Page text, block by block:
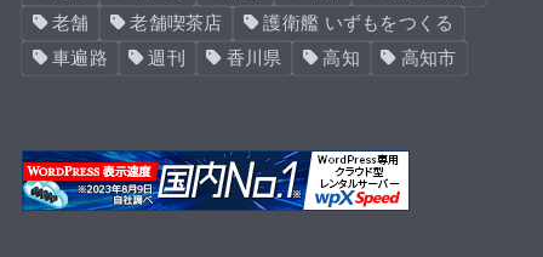
老舗
老舗喫茶店
護衛艦 いずもをつくる
車遍路
週刊 香川県 高知 高知市